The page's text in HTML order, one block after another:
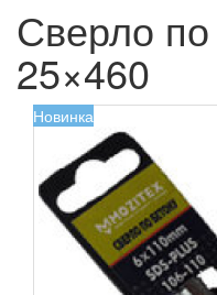
Сверло
25×460
Новинка